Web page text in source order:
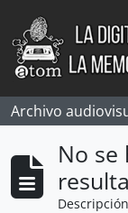
Skip to main content
Archivo
No se